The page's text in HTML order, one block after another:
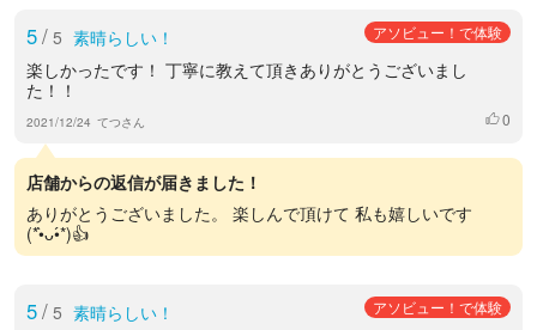
5/ 5 素晴らしい！ アソビュー！で体験
楽しかったです！ 丁寧に教えて頂きありがとうございまし
た！！
2021/12/24 てつさん いいね
0
店舗からの返信が届きました！
ありがとうございました。 楽しんで頂けて 私も嬉しいです
(*•̀ᴗ•́*)👍
5/ 5 素晴らしい！ アソビュー！で体験